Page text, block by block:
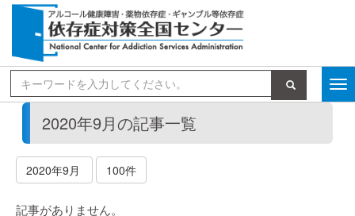
検索
2020年9月の記事一覧
2020年9月 100件
記事がありません。